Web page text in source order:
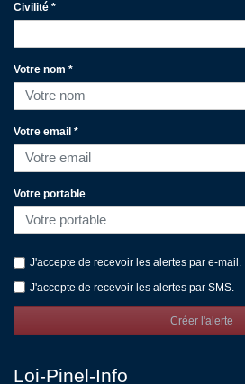
Civilité *
Votre nom *
Votre email *
Votre portable
J'accepte de recevoir les alertes par e-mail.
J'accepte de recevoir les alertes par SMS.
Créer l'alerte
Loi-Pinel-Info